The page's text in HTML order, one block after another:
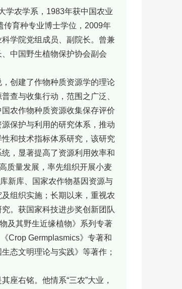
学农学系，1983年获中国农业
传育种专业博士学位，2009年
学院党组成员、副院长。曾兼
中国野生植物保护协会副会
创建了作物种质资源学的理论
查与收集行动，范围之广泛、
农作物种质资源收集保存评价
保护与利用的研究体系，推动
和技术指标体系研究，该研究
，显著提高了资源利用效率和
质量发展，率先组织开展小麦
新库、国家农作物基因资源与
组织实施；长期以来，重视农
。获国家科技进步奖创新团队
及其野生近缘植物》系列专著
Crop Germplasmics》专著和
态文明理论与实践》等著作；
座右铭。他情系“三农”大业，